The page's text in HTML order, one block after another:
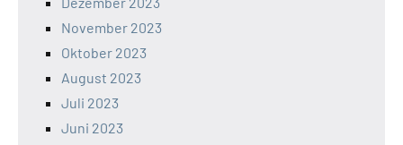
November 2023
Oktober 2023
August 2023
Juli 2023
Juni 2023